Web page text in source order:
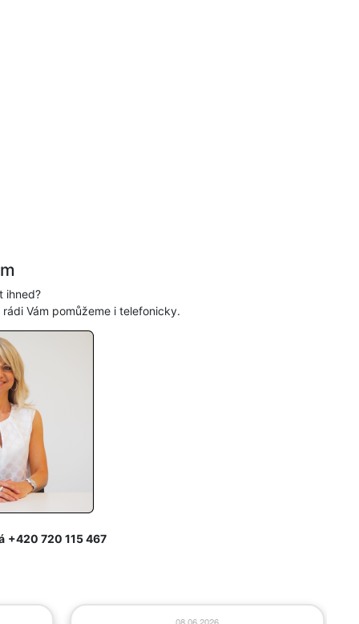
ihned?
Vám pomůžeme i telefonicky.
+420 720 115 467
08.06.2026